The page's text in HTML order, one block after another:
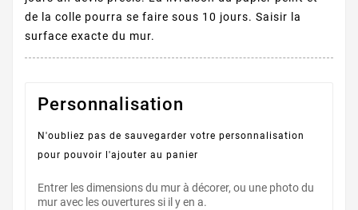
de la colle pourra se faire sous 10 jours. Saisir la
surface exacte du mur.
Personnalisation
N'oubliez pas de sauvegarder votre personnalisation
pour pouvoir l'ajouter au panier
Entrer les dimensions du mur à décorer, ou une photo du
mur avec les ouvertures si il y en a.